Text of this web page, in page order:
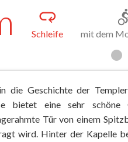
Schleife zu
die Geschichte der
bietet eine sehr schöne
Tür von einem
wird. Hinter der Kapelle